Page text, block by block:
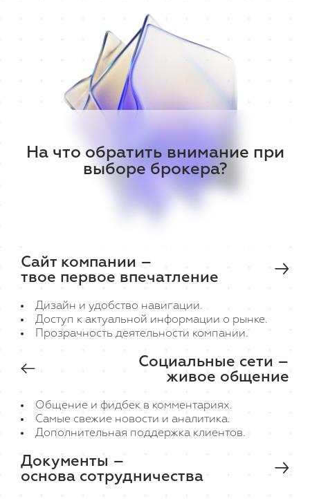
Сайт компании –
твое первое впечатление
Дизайн и удобство навигации.
Доступ к актуальной информации о рынке.
Прозрачность деятельности компании.
Социальные сети –
живое общение
Общение и фидбек в комментариях.
Самые свежие новости и аналитика.
Дополнительная поддержка клиентов.
На что обратить внимание при
выборе брокера?
Документы –
основа сотрудничества